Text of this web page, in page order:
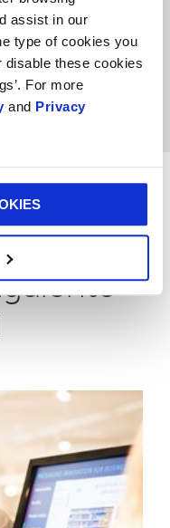
assist in our
type of cookies you
disable these cookies
For more
and Privacy
países.
Valor
soluciones que
un impacto positivo.
EQUIPO
tu